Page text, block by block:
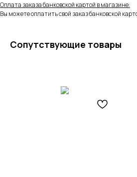
Оплата заказа банковской картой в магазине:
Вы можете оплатить свой заказ банковской
Сопутствующие товары